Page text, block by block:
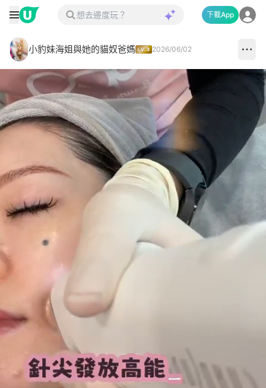
下載App
小豹妹海姐與她的貓奴爸媽 2026/06/02